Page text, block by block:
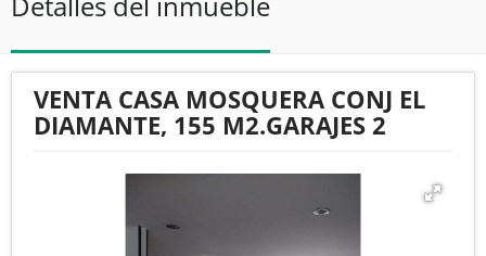
VENTA CASA MOSQUERA CONJ EL
DIAMANTE, 155 M2.GARAJES 2